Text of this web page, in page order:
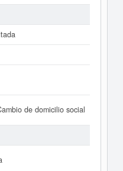
de domicilio social